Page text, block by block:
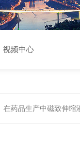
视频中心
在药品生产中磁致伸缩